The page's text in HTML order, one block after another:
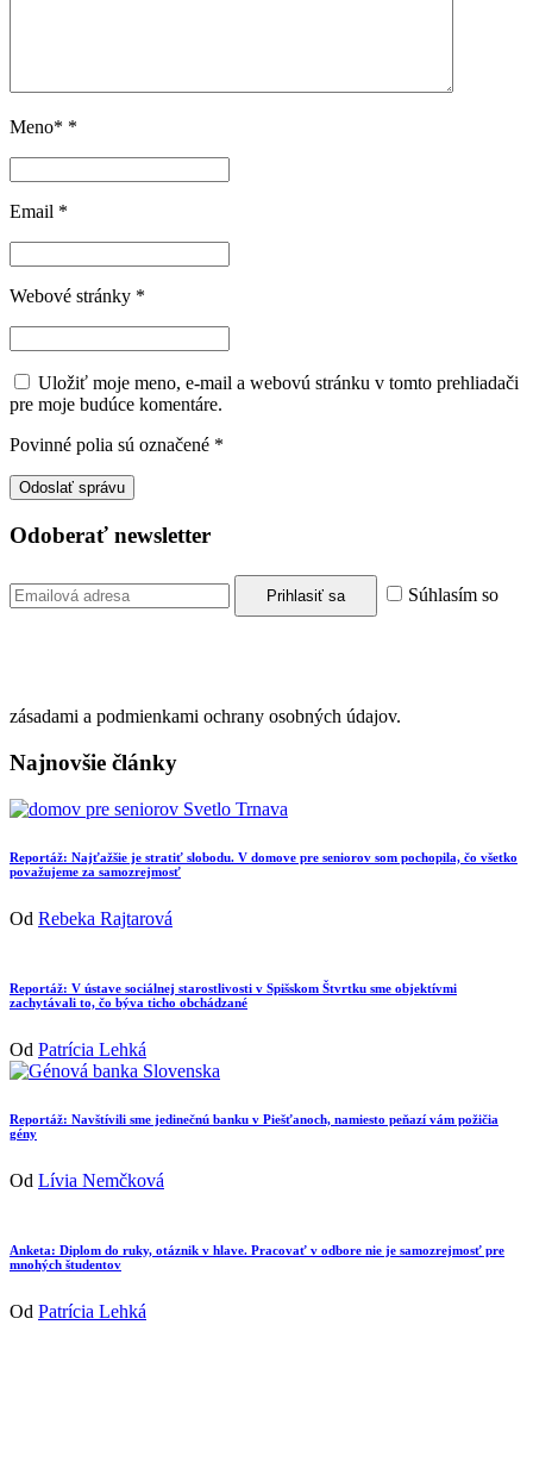
Meno* *
Email *
Webové stránky *
Uložiť moje meno, e-mail a webovú stránku v tomto prehliadači
pre moje budúce komentáre.
Povinné polia sú označené *
Odoberať newsletter
Súhlasím so
zásadami a podmienkami ochrany osobných údajov.
Najnovšie články
Reportáž: Najťažšie je stratiť slobodu. V domove pre seniorov som pochopila, čo všetko
považujeme za samozrejmosť
Od Rebeka Rajtarová
Reportáž: V ústave sociálnej starostlivosti v Spišskom Štvrtku sme objektívmi
zachytávali to, čo býva ticho obchádzané
Od Patrícia Lehká
Reportáž: Navštívili sme jedinečnú banku v Piešťanoch, namiesto peňazí vám požičia
gény
Od Lívia Nemčková
Anketa: Diplom do ruky, otáznik v hlave. Pracovať v odbore nie je samozrejmosť pre
mnohých študentov
Od Patrícia Lehká